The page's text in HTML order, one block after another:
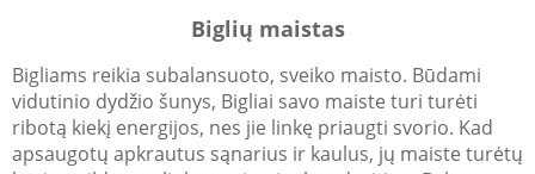
Biglių maistas
Bigliams reikia subalansuoto, sveiko maisto. Būdami
vidutinio dydžio šunys, Bigliai savo maiste turi turėti
ribotą kiekį energijos, nes jie linkę priaugti svorio. Kad
apsaugotų apkrautus sąnarius ir kaulus, jų maiste turėtų